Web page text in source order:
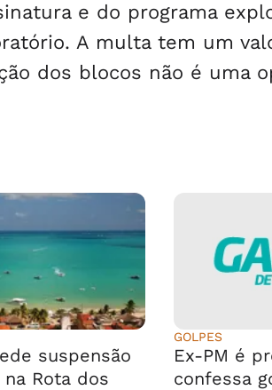
e do programa
A multa tem um
dos blocos não é uma
suspensão
Rota dos
GOLPES
Ex-PM é
confessa